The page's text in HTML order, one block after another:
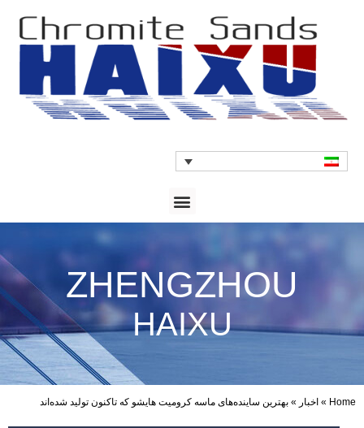
ZHENGZHOU
HAIXU
Home
» اخبار » بهترین ساینده‌های ماسه کرومیت هایشو که تاکنون تولید شده‌اند